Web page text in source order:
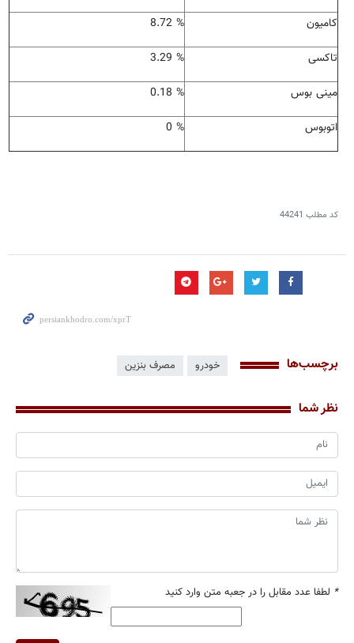
کامیون
8.72 %
تاکسی
3.29 %
مینی بوس
0.18 %
اتوبوس
0 %
کد مطلب 44241
برچسب‌ها خودرو مصرف بنزین
نظر شما
* لطفا عدد مقابل را در جعبه متن وارد کنید